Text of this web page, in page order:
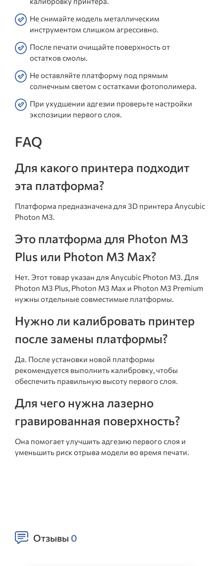
Не снимайте модель металлическим
инструментом слишком агрессивно.
После печати очищайте поверхность от
остатков смолы.
Не оставляйте платформу под прямым
солнечным светом с остатками фотополимера.
При ухудшении адгезии проверьте настройки
экспозиции первого слоя.
FAQ
Для какого принтера подходит
эта платформа?
Платформа предназначена для 3D принтера Anycubic
Photon M3.
Это платформа для Photon M3
Plus или Photon M3 Max?
Нет. Этот товар указан для Anycubic Photon M3. Для
Photon M3 Plus, Photon M3 Max и Photon M3 Premium
нужны отдельные совместимые платформы.
Нужно ли калибровать принтер
после замены платформы?
Да. После установки новой платформы
рекомендуется выполнить калибровку, чтобы
обеспечить правильную высоту первого слоя.
Для чего нужна лазерно
гравированная поверхность?
Она помогает улучшить адгезию первого слоя и
уменьшить риск отрыва модели во время печати.
Отзывы 0